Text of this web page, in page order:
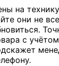
на
они не
с